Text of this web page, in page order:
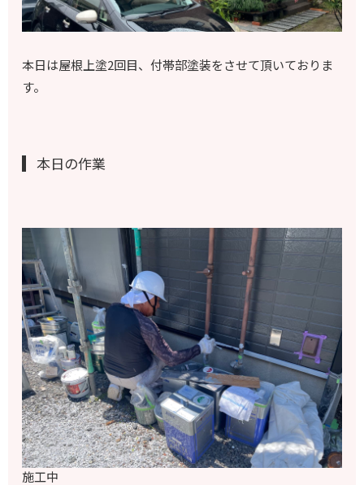
本日は屋根上塗2回目、付帯部塗装をさせて頂いておりま
す。
本日の作業
施工中